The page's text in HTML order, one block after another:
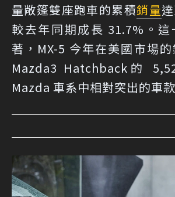
量敞篷雙座跑車的累積銷量
較去年同期成長 31.7%。
著，MX-5 今年在美國市場
Mazda3 Hatchback的
Mazda 車系中相對突出的車